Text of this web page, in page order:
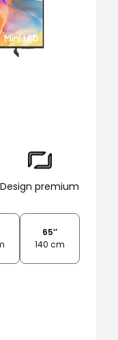
Design premium
65’’
140 cm